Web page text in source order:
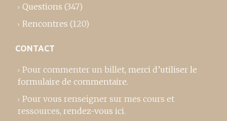
Questions (347)
Rencontres (120)
CONTACT
Pour commenter un billet, merci d’utiliser le
formulaire de commentaire.
Pour vous renseigner sur mes cours et
ressources, rendez-vous ici.